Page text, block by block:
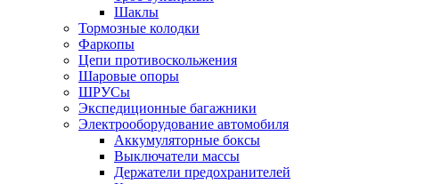
Шаклы
Тормозные колодки
Фаркопы
Цепи противоскольжения
Шаровые опоры
ШРУСы
Экспедиционные багажники
Электрооборудование автомобиля
Аккумуляторные боксы
Выключатели массы
Держатели предохранителей